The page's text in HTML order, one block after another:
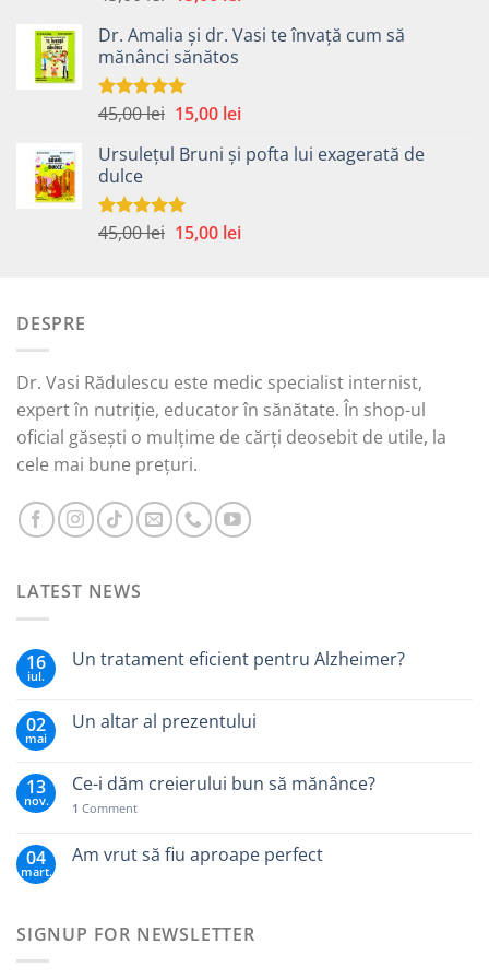
a
fost:
45,00 lei.
este:
Dr. Amalia și dr. Vasi te învață cum să
mănânci sănătos
Evaluat la
45,00lei Prețul
a
45,00 lei.
15,00 leiPrețul
este:
Ursulețul Bruni și pofta lui exagerată de
dulce
Evaluat la
45,00lei Prețul
15,00 leiPrețul
DESPRE
Dr. Vasi Rădulescu este medic specialist internist,
expert în nutriție, educator în sănătate. În shop-ul
oficial găsești o mulțime de cărți deosebit de utile, la
cele mai bune prețuri.
LATEST NEWS
16
iul.
Un tratament eficient pentru Alzheimer?
02
mai
Un altar al prezentului
13
nov.
Ce-i dăm creierului bun să mănânce?
1 Comment
04
mart.
Am vrut să fiu aproape perfect
SIGNUP FOR NEWSLETTER